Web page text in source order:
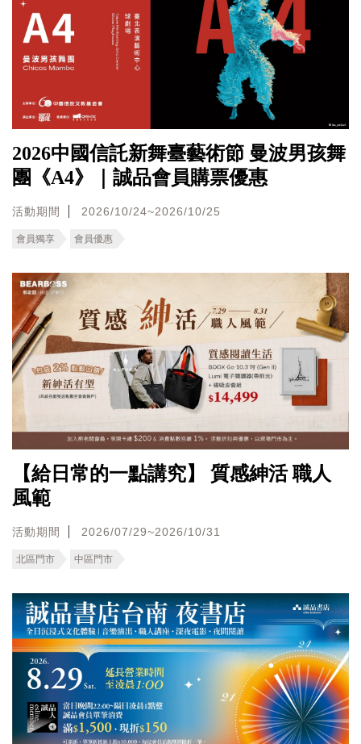
2026中國信託新舞臺藝術節 曼波男孩舞
團《A4》｜誠品會員購票優惠
活動期間 2026/10/24~2026/10/25
會員獨享 會員優惠
【給日常的一點講究】 質感紳活 職人
風範
活動期間 2026/07/29~2026/10/31
北區門市 中區門市